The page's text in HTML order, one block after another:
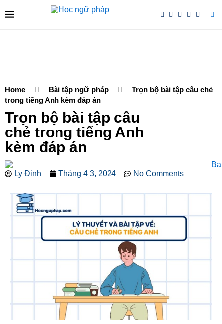
Home Bài tập ngữ pháp
Trọn bộ bài tập câu chẻ
trong tiếng Anh kèm đáp án
Trọn bộ bài tập câu
chẻ trong tiếng Anh
kèm đáp án
Ly Đinh Tháng 4 3, 2024 No Comments